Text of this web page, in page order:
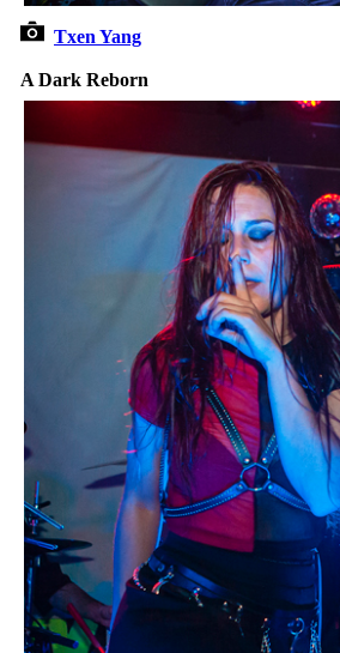
Txen Yang
A Dark Reborn